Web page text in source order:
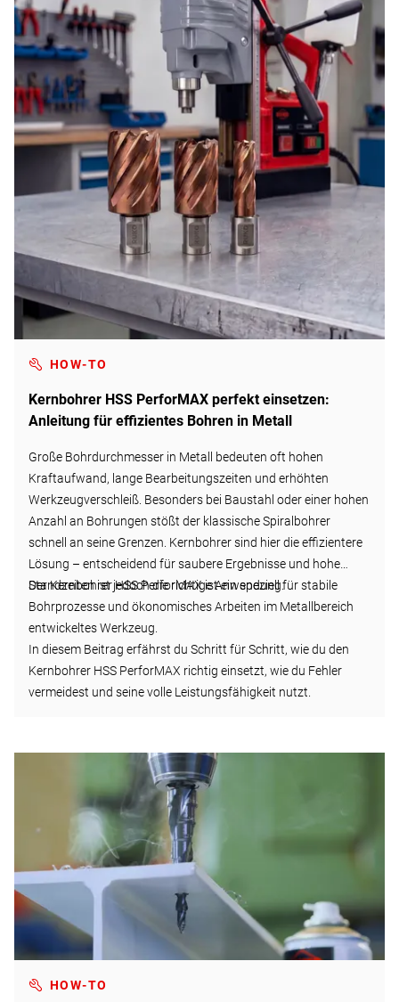
HOW-TO
Kernbohrer HSS PerforMAX perfekt einsetzen:
Anleitung für effizientes Bohren in Metall
Große Bohrdurchmesser in Metall bedeuten oft hohen
Kraftaufwand, lange Bearbeitungszeiten und erhöhten
Werkzeugverschleiß. Besonders bei Baustahl oder einer hohen
Anzahl an Bohrungen stößt der klassische Spiralbohrer
schnell an seine Grenzen. Kernbohrer sind hier die effizientere
Lösung – entscheidend für saubere Ergebnisse und hohe
Standzeiten ist jedoch die richtige Anwendung.
Der Kernbohrer HSS PerforMAX ist ein speziell für stabile
Bohrprozesse und ökonomisches Arbeiten im Metallbereich
entwickeltes Werkzeug.
In diesem Beitrag erfährst du Schritt für Schritt, wie du den
Kernbohrer HSS PerforMAX richtig einsetzt, wie du Fehler
vermeidest und seine volle Leistungsfähigkeit nutzt.
HOW-TO